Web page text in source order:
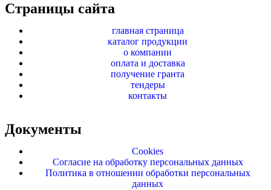
Страницы сайта
главная страница
каталог продукции
о компании
оплата и доставка
получение гранта
тендеры
контакты
Документы
Cookies
Согласие на обработку персональных данных
Политика в отношении обработки персональных
данных